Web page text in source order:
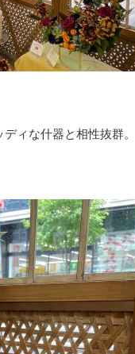
ィな什器と相性抜群。